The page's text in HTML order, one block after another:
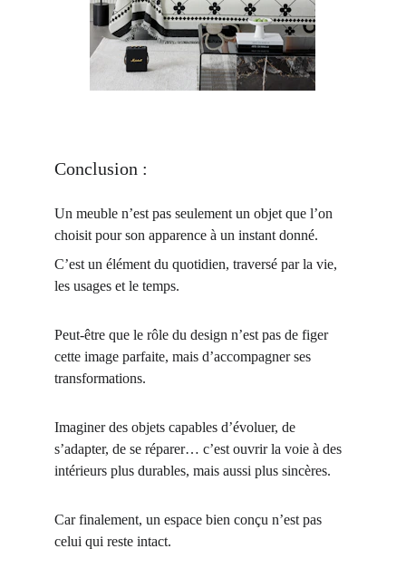
Conclusion :
Un meuble n’est pas seulement un objet que l’on
choisit pour son apparence à un instant donné.
C’est un élément du quotidien, traversé par la vie,
les usages et le temps.
Peut-être que le rôle du design n’est pas de figer
cette image parfaite, mais d’accompagner ses
transformations.
Imaginer des objets capables d’évoluer, de
s’adapter, de se réparer… c’est ouvrir la voie à des
intérieurs plus durables, mais aussi plus sincères.
Car finalement, un espace bien conçu n’est pas
celui qui reste intact.